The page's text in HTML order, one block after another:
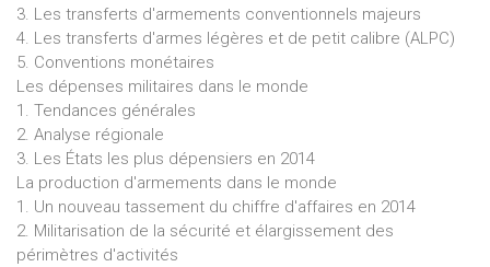
3. Les transferts d'armements conventionnels majeurs
4. Les transferts d'armes légères et de petit calibre (ALPC)
5. Conventions monétaires
Les dépenses militaires dans le monde
1. Tendances générales
2. Analyse régionale
3. Les États les plus dépensiers en 2014
La production d'armements dans le monde
1. Un nouveau tassement du chiffre d'affaires en 2014
2. Militarisation de la sécurité et élargissement des
périmètres d'activités